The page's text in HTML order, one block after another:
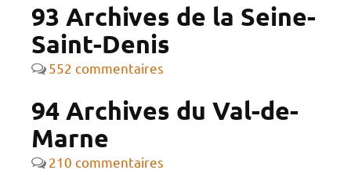
93 Archives de la Seine-
Saint-Denis
552 commentaires
94 Archives du Val-de-
Marne
210 commentaires